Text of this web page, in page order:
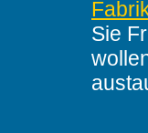
Sie